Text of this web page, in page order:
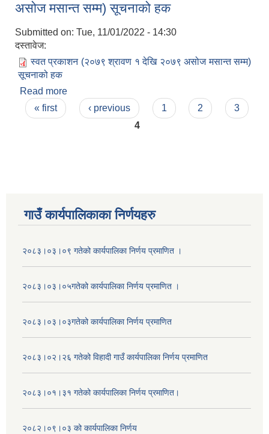
असोज मसान्त सम्म) सूचनाको हक
Submitted on: Tue, 11/01/2022 - 14:30
दस्तावेज:
स्वत प्रकाशन (२०७९ श्रावण १ देखि २०७९ असोज मसान्त सम्म)
सूचनाको हक
Read more
मसान्त सम्म) सूचनाको हक
Pages
« first ‹ previous 1 2
3
4
गाउँ कार्यपालिकाका निर्णयहरु
२०८३।०३।०९ गतेको कार्यपालिका निर्णय प्रमाणित ।
२०८३।०३।०५गतेको कार्यपालिका निर्णय प्रमाणित ।
२०८३।०३।०३गतेको कार्यपालिका निर्णय प्रमाणित
२०८३।०२।२६ गतेको विहादी गाउँ कार्यपालिका निर्णय प्रमाणित
२०८३।०१।३१ गतेको कार्यपालिका निर्णय प्रमाणित।
२०८२।०९।०३ को कार्यपालिका निर्णय